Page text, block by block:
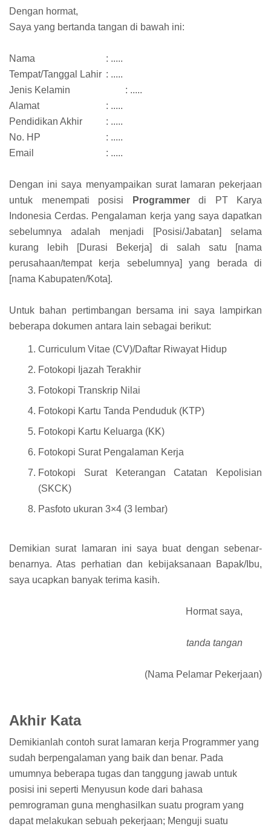
Dengan hormat,
Saya yang bertanda tangan di bawah ini:
Nama
: .....
Tempat/Tanggal Lahir : .....
Jenis Kelamin
: .....
Alamat
: .....
Pendidikan Akhir
: .....
No. HP
: .....
Email
: .....
Dengan ini saya menyampaikan surat lamaran pekerjaan
untuk menempati posisi
Programmerdi PT Karya
Indonesia Cerdas. Pengalaman kerja yang saya dapatkan
sebelumnya adalah menjadi [Posisi/Jabatan] selama
kurang lebih [Durasi Bekerja] di salah satu [nama
perusahaan/tempat kerja sebelumnya] yang berada di
[nama Kabupaten/Kota].
Untuk bahan pertimbangan bersama ini saya lampirkan
beberapa dokumen antara lain sebagai berikut:
Curriculum Vitae (CV)/Daftar Riwayat Hidup
Fotokopi Ijazah Terakhir
Fotokopi Transkrip Nilai
Fotokopi Kartu Tanda Penduduk (KTP)
Fotokopi Kartu Keluarga (KK)
Fotokopi Surat Pengalaman Kerja
Fotokopi Surat Keterangan Catatan Kepolisian
(SKCK)
Pasfoto ukuran 3×4 (3 lembar)
Demikian surat lamaran ini saya buat dengan sebenar-
benarnya. Atas perhatian dan kebijaksanaan Bapak/Ibu,
saya ucapkan banyak terima kasih.
Hormat saya,
tanda tangan
(Nama Pelamar Pekerjaan)
Akhir Kata
Demikianlah contoh surat lamaran kerja Programmer yang
sudah berpengalaman yang baik dan benar. Pada
umumnya beberapa tugas dan tanggung jawab untuk
posisi ini seperti Menyusun kode dari bahasa
pemrograman guna menghasilkan suatu program yang
dapat melakukan sebuah pekerjaan; Menguji suatu